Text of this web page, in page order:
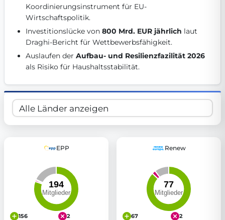
Get Involved
Become a member:Join us to advance digital democracy
Volunteer:Contribute your skills in technology, design,
Support democracy:
Help us strengthen accountability
Koordinierungsinstrument für EU-
Wirtschaftspolitik.
Investitionslücke von 800 Mrd. EUR jährlich laut
Draghi-Bericht für Wettbewerbsfähigkeit.
Auslaufen der Aufbau- und Resilienzfazilität 2026
als Risiko für Haushaltsstabilität.
EPP
156
2
Renew
67
2